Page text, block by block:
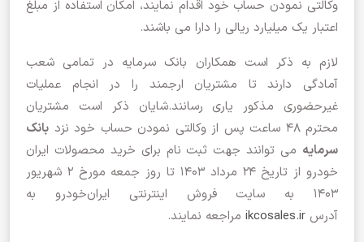
وکالتی نمودن حساب خود اقدام نمایند، امکان استفاده از مبلغ
اعتبار یک میلیارد ریالی را دارا می باشند.
لازم به ذکر است همکاران بانک سرمایه در تمامی شعب
آمادگی دارند تا مشتریان ارجمند را در انجام عملیات
غیرحضوری مذکور یاری رسانند.شایان ذکر است مشتریان
محترم 48 ساعت پس از وکالتی نمودن حساب خود نزد
بانک
سرمایه می توانند جهت ثبت نام برای خرید محصولات ایران
خودرو از تاریخ 24 مرداد 1403 تا روز جمعه مورخ 2 شهریور
1403 به سایت فروش اینترنتی ایران‌خودرو به
آدرس ikcosales.ir مراجعه نمایند.